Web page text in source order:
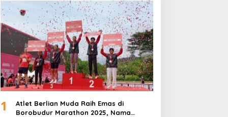
1
Atlet Berlian Muda Raih Emas di
Borobudur Marathon 2025, Nama